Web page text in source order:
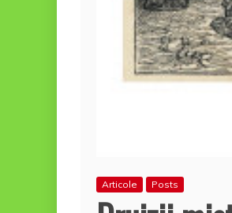
Articole Posts